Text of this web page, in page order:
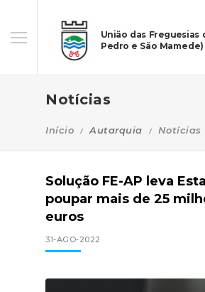
União das Freguesias
Pedro e São Mamede)
Notícias
Início Autarquia Notícias
Solução FE-AP leva
poupar mais de 25
euros
31-AGO-2022